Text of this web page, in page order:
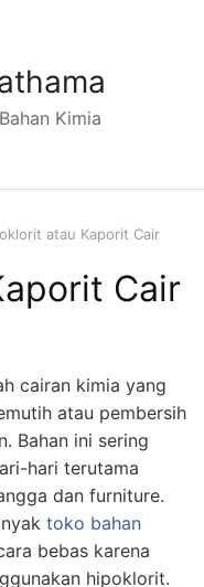
Kimia
atau Kaporit Cair
Cair
cairan kimia yang
atau pembersih
Bahan ini sering
hari terutama
dan furniture.
toko bahan
bebas karena
hipoklorit.